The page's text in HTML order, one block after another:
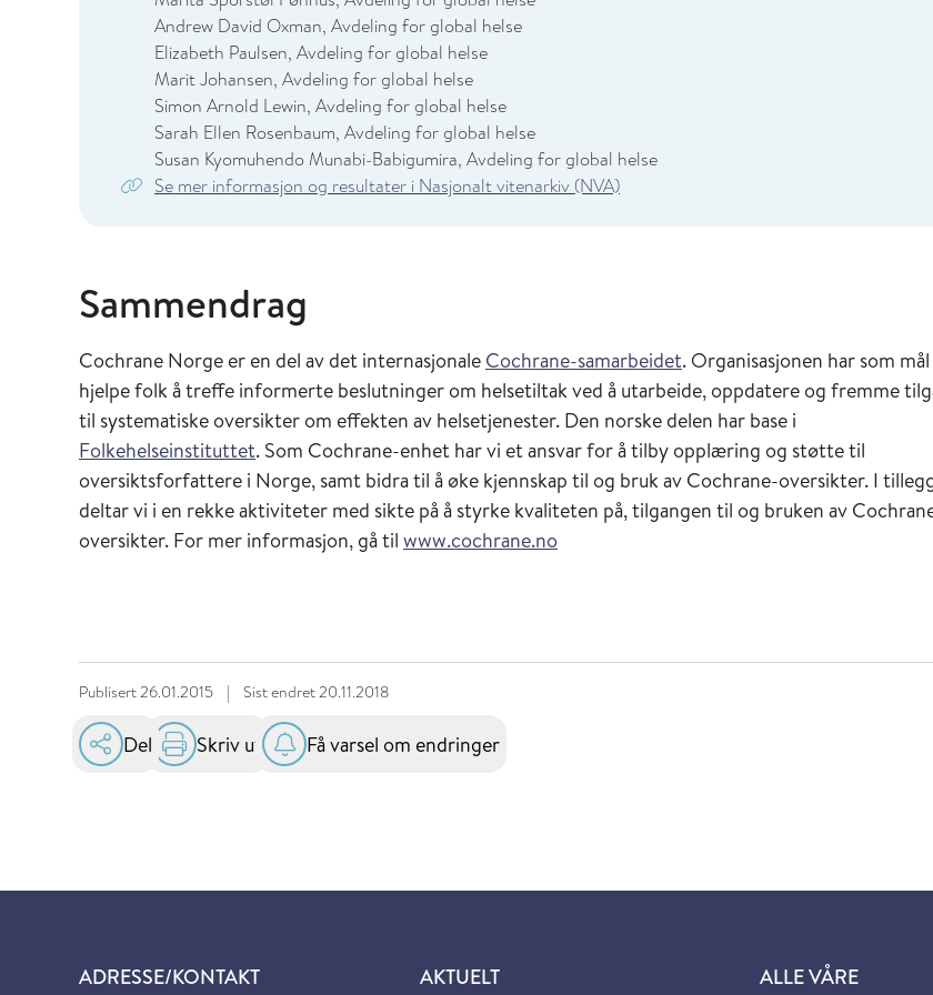
Andrew David Oxman, Avdeling for global helse
Elizabeth Paulsen, Avdeling for global helse
Marit Johansen, Avdeling for global helse
Simon Arnold Lewin, Avdeling for global helse
Sarah Ellen Rosenbaum, Avdeling for global helse
Susan Kyomuhendo Munabi-Babigumira, Avdeling for global helse
Se mer informasjon og resultater i Nasjonalt vitenarkiv (NVA)
Sammendrag
Cochrane Norge er en del av det internasjonale Cochrane-samarbeidet. Organisasjonen har som mål
hjelpe folk å treffe informerte beslutninger om helsetiltak ved å utarbeide, oppdatere og fremme
til systematiske oversikter om effekten av helsetjenester. Den norske delen har base i
Folkehelseinstituttet. Som Cochrane-enhet har vi et ansvar for å tilby opplæring og støtte til
oversiktsforfattere i Norge, samt bidra til å øke kjennskap til og bruk av Cochrane-oversikter. I
deltar vi i en rekke aktiviteter med sikte på å styrke kvaliteten på, tilgangen til og bruken av
oversikter. For mer informasjon, gå til www.cochrane.no
Publisert26.01.2015 | Sist endret20.11.2018
Del Skriv ut Få varsel om endringer
ADRESSE/KONTAKT AKTUELT ALLE VÅRE